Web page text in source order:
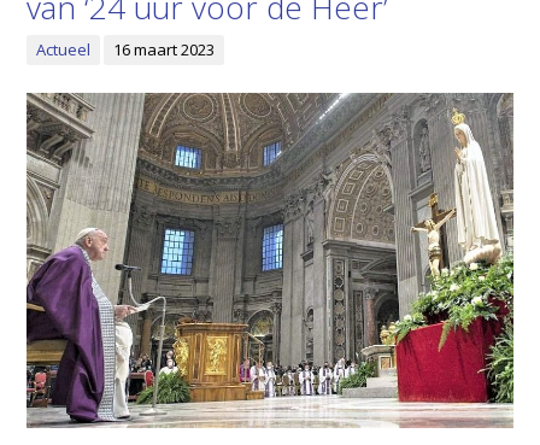
Actueel 16 maart 2023